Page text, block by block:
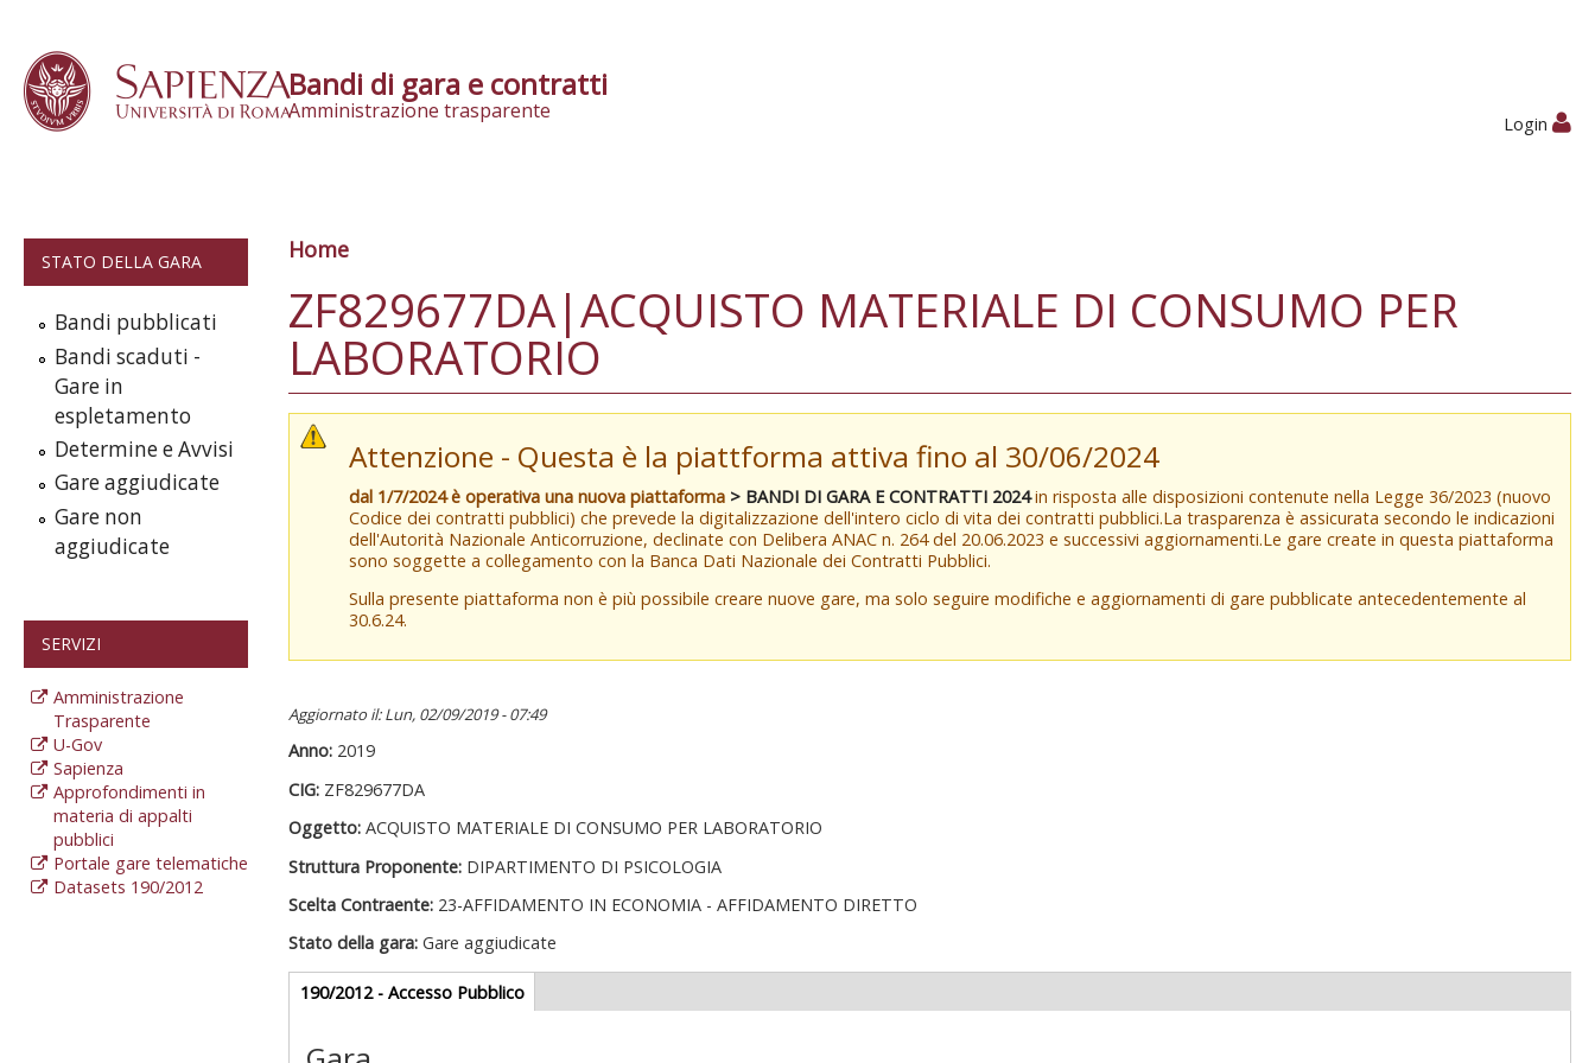
Bandi di gara e contratti
Amministrazione trasparente
Login
STATO DELLA GARA
Bandi pubblicati
Bandi scaduti -
Gare in
espletamento
Determine e Avvisi
Gare aggiudicate
Gare non
aggiudicate
SERVIZI
Amministrazione
Trasparente
U-Gov
Sapienza
Approfondimenti in
materia di appalti
pubblici
Portale gare telematiche
Datasets 190/2012
Tu sei qui
Home
ZF829677DA|ACQUISTO MATERIALE DI CONSUMO PER
LABORATORIO
Attenzione - Questa è la piattforma attiva fino al 30/06/2024
dal 1/7/2024 è operativa una nuova piattaforma > BANDI DI GARA E CONTRATTI 2024in risposta alle disposizioni contenute nella Legge 36/2023 (nuovo
Codice dei contratti pubblici) che prevede la digitalizzazione dell'intero ciclo di vita dei contratti pubblici.La trasparenza è assicurata secondo le indicazioni
dell'Autorità Nazionale Anticorruzione, declinate con Delibera ANAC n. 264 del 20.06.2023 e successivi aggiornamenti.Le gare create in questa piattaforma
sono soggette a collegamento con la Banca Dati Nazionale dei Contratti Pubblici.
Sulla presente piattaforma non è più possibile creare nuove gare, ma solo seguire modifiche e aggiornamenti di gare pubblicate antecedentemente al
30.6.24.
Aggiornato il: Lun, 02/09/2019 - 07:49
Anno: 2019
CIG: ZF829677DA
Oggetto: ACQUISTO MATERIALE DI CONSUMO PER LABORATORIO
Struttura Proponente: DIPARTIMENTO DI PSICOLOGIA
Scelta Contraente: 23-AFFIDAMENTO IN ECONOMIA - AFFIDAMENTO DIRETTO
Stato della gara: Gare aggiudicate
Gare appalti
190/2012 - Accesso Pubblico(scheda
attiva)